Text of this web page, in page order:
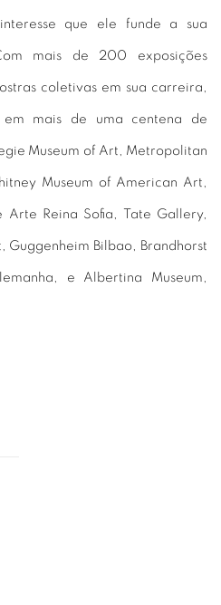
que ele funde a sua
mais de 200 exposições
coletivas em sua carreira,
mais de uma centena de
Museum of Art, Metropolitan
Museum of American Art,
Arte Reina Sofia, Tate Gallery,
Guggenheim Bilbao, Brandhorst
e Albertina Museum,